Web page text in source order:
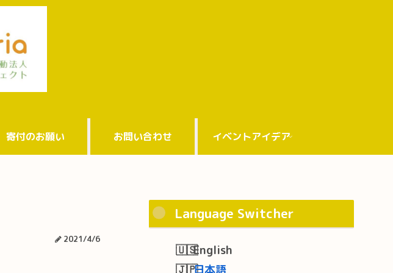
寄付のお願い お問い合わせ イベントアイデア
2021/4/6
Language Switcher
English
日本語